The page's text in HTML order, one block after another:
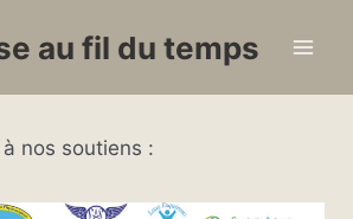
au fil du temps
nos soutiens :